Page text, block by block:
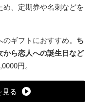
、定期券や名刺などを
ギフトにおすすめ。 ち
から恋人への誕生日など
円。
る